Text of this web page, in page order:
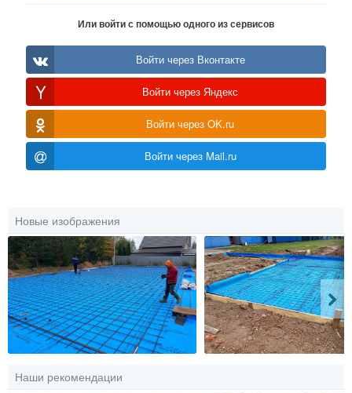
Или войти с помощью одного из сервисов
Войти через Вконтакте
Войти через Яндекс
Войти через OK.ru
Войти через Mail.ru
Новые изображения
Наши рекомендации